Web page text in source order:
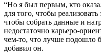
“Но я был первым, кто
для того, чтобы
чтобы собрать данные и
недостаточно карьеро-
чем-то, что лучше подошло
добавил он.